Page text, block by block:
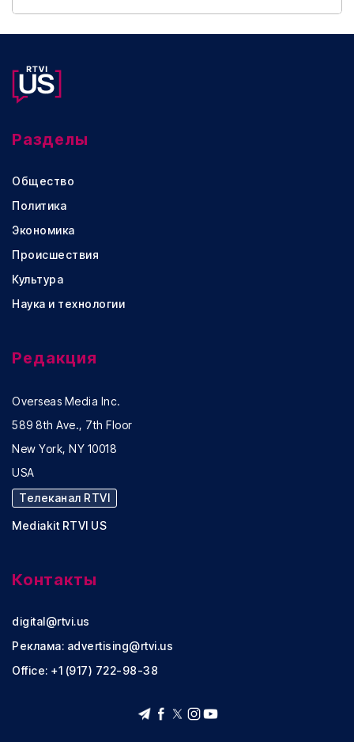
Разделы
Общество
Политика
Экономика
Происшествия
Культура
Наука и технологии
Редакция
Overseas Media Inc.
589 8th Ave., 7th Floor
New York, NY 10018
USA
Телеканал RTVI
Mediakit RTVI US
Контакты
digital@rtvi.us
Реклама: advertising@rtvi.us
Office: +1 (917) 722-98-38